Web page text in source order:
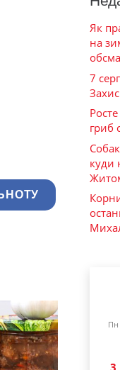
Як
на
7
гриб
куди
Пн
3